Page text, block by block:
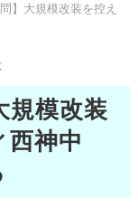
】大規模改装を控え
規模改装
西神中